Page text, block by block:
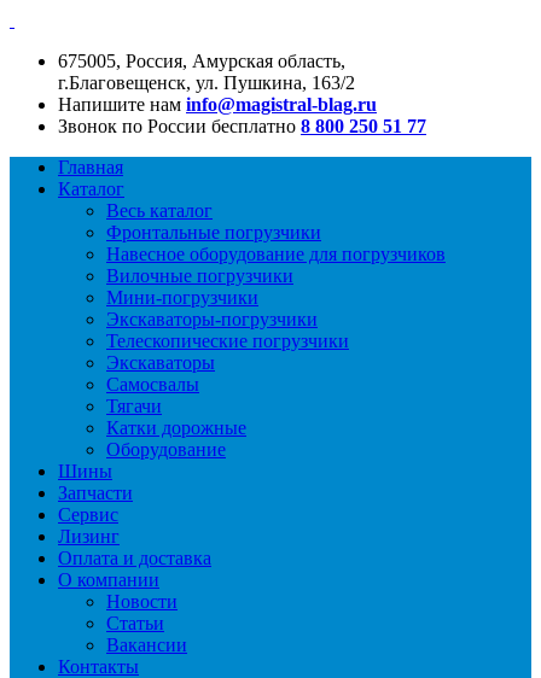
675005, Россия, Амурская область,
г.Благовещенск, ул. Пушкина, 163/2
Напишите нам info@magistral-blag.ru
Звонок по России бесплатно 8 800 250 51 77
Главная
Каталог
Весь каталог
Фронтальные погрузчики
Навесное оборудование для погрузчиков
Вилочные погрузчики
Мини-погрузчики
Экскаваторы-погрузчики
Телескопические погрузчики
Экскаваторы
Самосвалы
Тягачи
Катки дорожные
Оборудование
Шины
Запчасти
Сервис
Лизинг
Оплата и доставка
О компании
Новости
Статьи
Вакансии
Контакты